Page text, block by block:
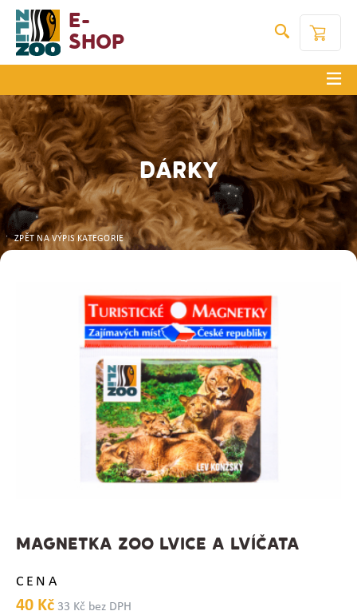
E-
Shop
DÁRKY
ZPĚT NA VÝPIS KATEGORIE
MAGNETKA ZOO LVICE A LVÍČATA
CENA
40 Kč 33 Kč bez DPH